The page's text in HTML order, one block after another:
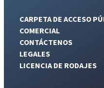
CARPETA DE ACCESO
COMERCIAL
CONTÁCTENOS
LEGALES
LICENCIA DE RODAJES